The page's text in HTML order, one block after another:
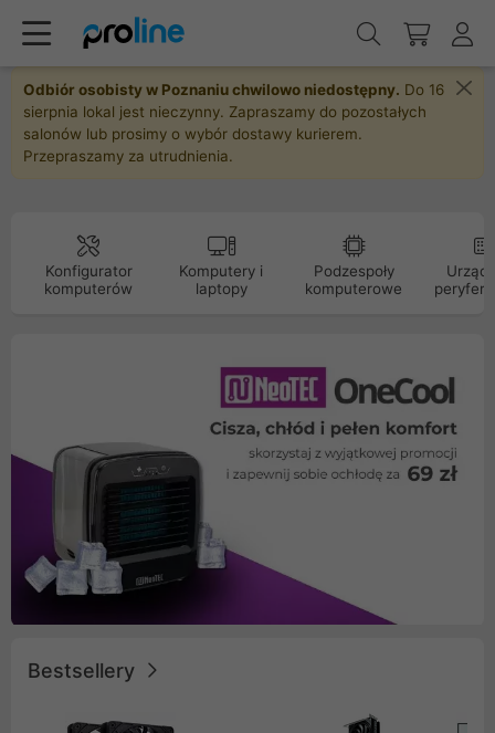
Odbiór osobisty w Poznaniu chwilowo niedostępny. Do 16
sierpnia lokal jest nieczynny. Zapraszamy do pozostałych
salonów lub prosimy o wybór dostawy kurierem.
Przepraszamy za utrudnienia.
Konfigurator
komputerów
Komputery i
laptopy
Podzespoły
komputerowe
Bestsellery